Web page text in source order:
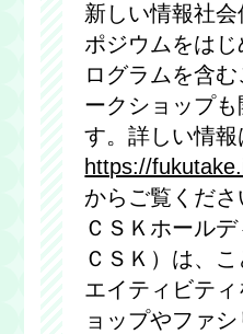
新しい情報社
ポジウムをは
ログラムを含
ークショップも
す。詳しい情報
https://
からご覧くだ
ＣＳＫホール
ＣＳＫ）は、
エイティビテ
ョップやファ